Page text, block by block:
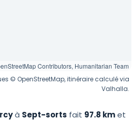
Contributors, Humanitarian Team
© OpenStreetMap, itinéraire calculé via
Valhalla.
à Sept-sorts fait 97.8 kmet